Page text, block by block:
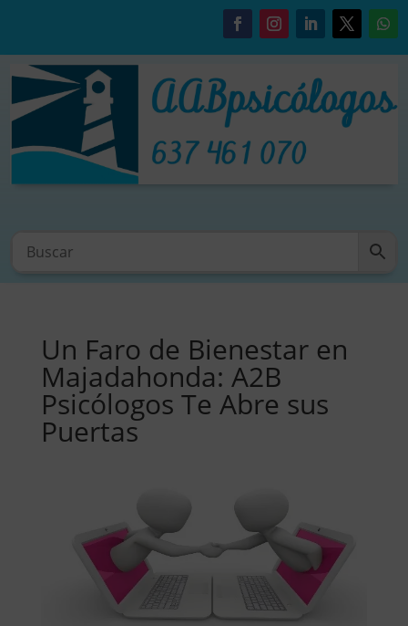
Un Faro de Bienestar en
Majadahonda: A2B
Psicólogos Te Abre sus
Puertas